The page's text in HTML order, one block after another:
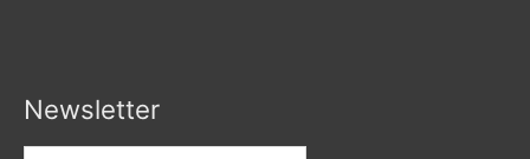
Newsletter